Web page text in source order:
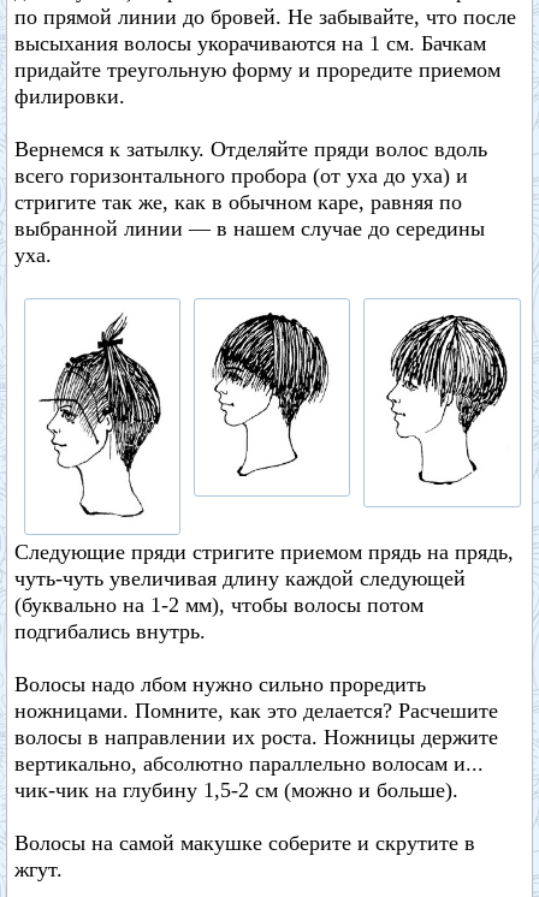
по прямой линии до бровей. Не забывайте, что после
высыхания волосы укорачиваются на 1 см. Бачкам
придайте треугольную форму и проредите приемом
филировки.
Вернемся к затылку. Отделяйте пряди волос вдоль
всего горизонтального пробора (от уха до уха) и
стригите так же, как в обычном каре, равняя по
выбранной линии — в нашем случае до середины
уха.
Следующие пряди стригите приемом прядь на прядь,
чуть-чуть увеличивая длину каждой следующей
(буквально на 1-2 мм), чтобы волосы потом
подгибались внутрь.
Волосы надо лбом нужно сильно проредить
ножницами. Помните, как это делается? Расчешите
волосы в направлении их роста. Ножницы держите
вертикально, абсолютно параллельно волосам и...
чик-чик на глубину 1,5-2 см (можно и больше).
Волосы на самой макушке соберите и скрутите в
жгут.